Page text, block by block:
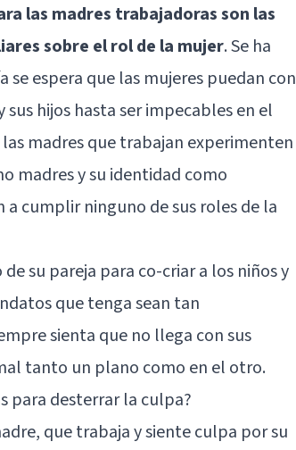
las madres trabajadoras son las
sobre el rol de la mujer. Se ha
espera que las mujeres puedan con
hijos hasta ser impecables en el
madres que trabajan experimenten
madres y su identidad como
cumplir ninguno de sus roles de la
su pareja para co-criar a los niños y
que tenga sean tan
sienta que no llega con sus
tanto un plano como en el otro.
para desterrar la culpa?
que trabaja y siente culpa por su